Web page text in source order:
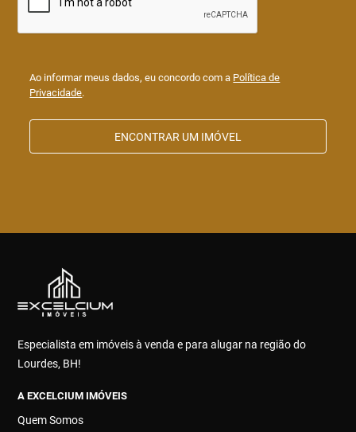
Ao informar meus dados, eu concordo com a Política de
Privacidade.
ENCONTRAR UM IMÓVEL
Especialista em imóveis à venda e para alugar na região do
Lourdes, BH!
A EXCELCIUM IMÓVEIS
Quem Somos